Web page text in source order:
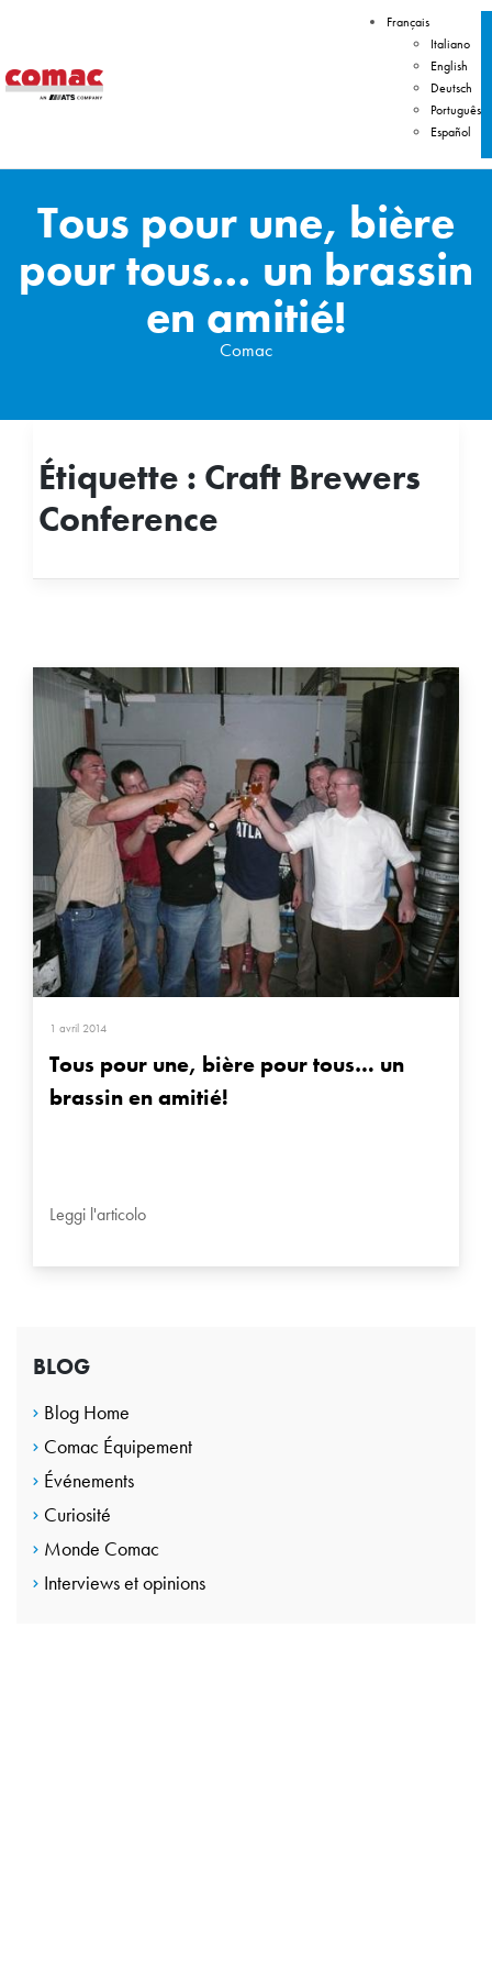
Français
Italiano
English
Deutsch
Português
Español
Tous pour une, bière
pour tous… un brassin
en amitié!
Comac
Étiquette : Craft Brewers
Conference
BLOG
Blog Home
Comac Équipement
Événements
Curiosité
Monde Comac
Interviews et opinions
1 avril 2014
Tous pour une, bière pour tous… un
brassin en amitié!
Leggi l'articolo